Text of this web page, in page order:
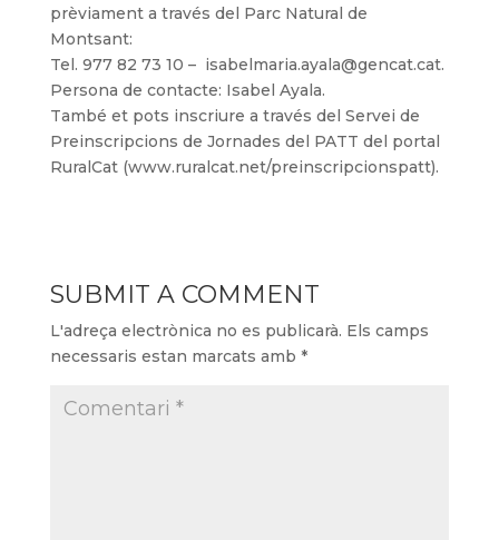
prèviament a través del Parc Natural de
Montsant:
Tel. 977 82 73 10 – isabelmaria.ayala@gencat.cat.
Persona de contacte: Isabel Ayala.
També et pots inscriure a través del Servei de
Preinscripcions de Jornades del PATT del portal
RuralCat (www.ruralcat.net/preinscripcionspatt).
SUBMIT A COMMENT
L'adreça electrònica no es publicarà. Els camps
necessaris estan marcats amb *